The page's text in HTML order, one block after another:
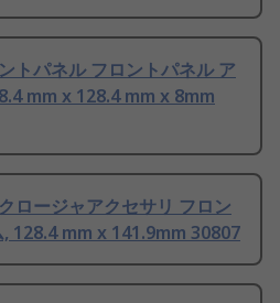
トパネル フロントパネル ア
mm x 128.4 mm x 8mm
ロージャアクセサリ フロン
, 128.4 mm x 141.9mm 30807